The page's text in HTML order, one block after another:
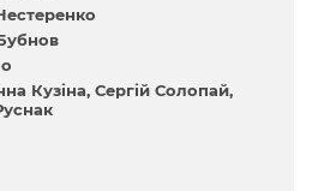
Кузіна Сергій Солопай